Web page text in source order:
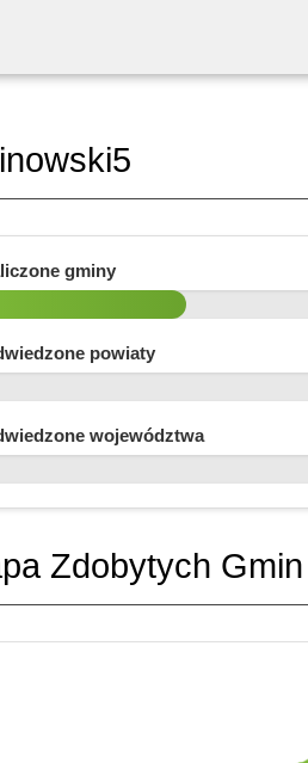
gminy
powiaty
województwa
Zdobytych Gmin